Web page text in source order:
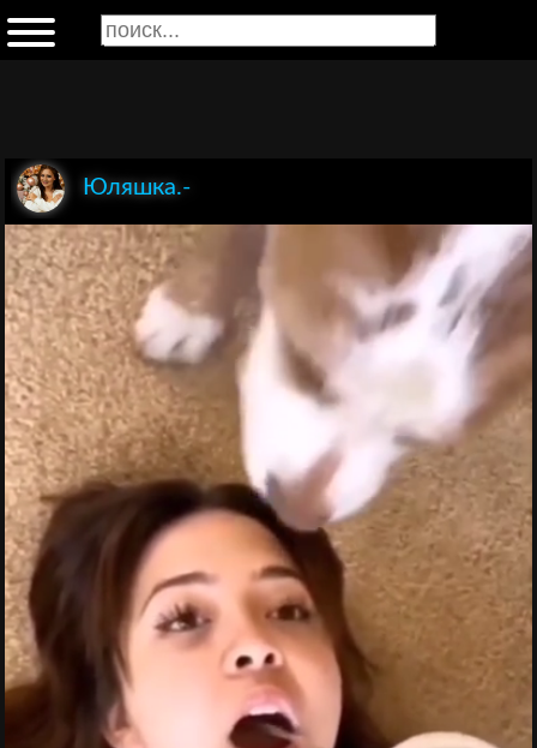
Юляшка.-